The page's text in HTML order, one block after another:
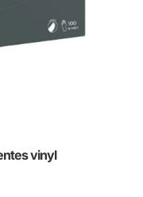
vinyl